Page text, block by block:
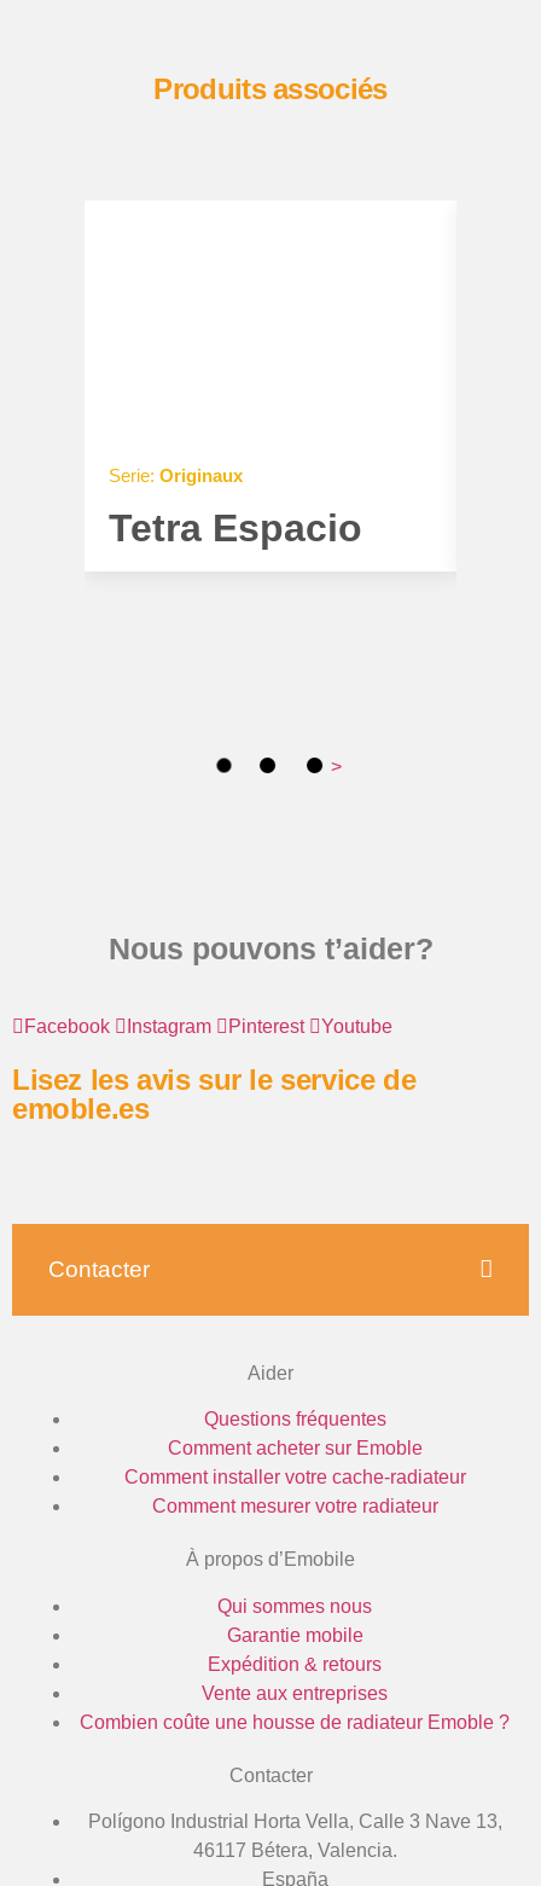
Produits associés
Serie: Originaux
Tetra Espacio
>
Nous pouvons t’aider?
Facebook Instagram Pinterest Youtube
Lisez les avis sur le service de
emoble.es
Contacter
Aider
Questions fréquentes
Comment acheter sur Emoble
Comment installer votre cache-radiateur
Comment mesurer votre radiateur
À propos d’Emobile
Qui sommes nous
Garantie mobile
Expédition & retours
Vente aux entreprises
Combien coûte une housse de radiateur Emoble ?
Contacter
Polígono Industrial Horta Vella, Calle 3 Nave 13,
46117 Bétera, Valencia.
España